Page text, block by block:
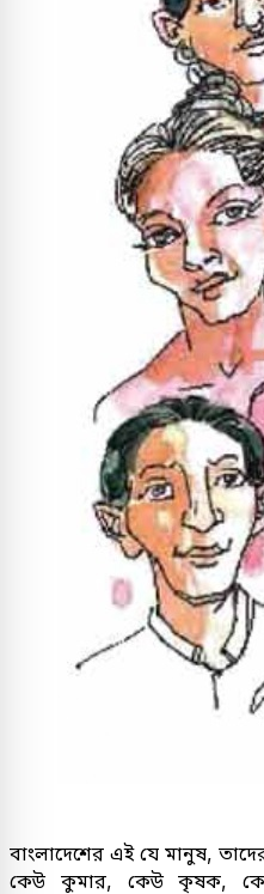
বাংলাদেশের এই যে মানুষ,
কেউ কুমার, কেউ কৃষক,